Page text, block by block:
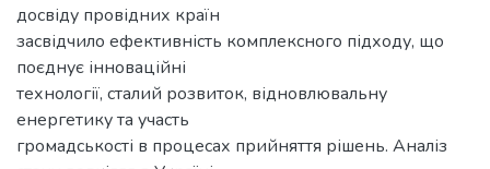
досвіду провідних країн
засвідчило ефективність комплексного підходу, що
поєднує інноваційні
технології, сталий розвиток, відновлювальну
енергетику та участь
громадськості в процесах прийняття рішень. Аналіз